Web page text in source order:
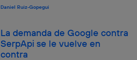
Daniel Ruiz-Gopegui
La demanda de Google contra
SerpApi se le vuelve en
contra